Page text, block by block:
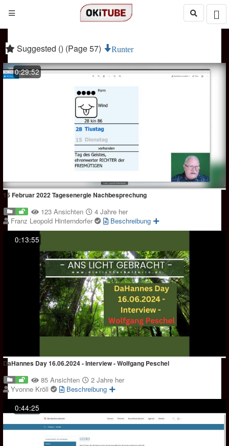
Suggested () (Page 57) Runter
0:29:52
15 Februar 2022 Tagesenergie Nachbesprechung
123 Ansichten
4 Jahre her
Franz Leopold Hinterndorfer
Beschreibung
0:13:55
DaHannes Day 16.06.2024 - Interview - Wolfgang Peschel
85 Ansichten
2 Jahre her
Yvonne Kröll
Beschreibung
0:44:25